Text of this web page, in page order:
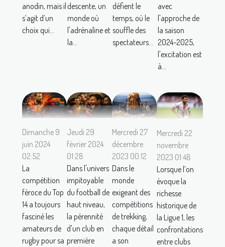
anodin, mais il
s’agit d’un
choix qui...
descente, un
monde où
l'adrénaline et
la...
défient le
temps, où le
souffle des
spectateurs...
avec
l'approche de
la saison
2024-2025,
l'excitation est
à...
Dimanche 9
juin 2024
02:52
La
compétition
féroce du Top
14 a toujours
fasciné les
amateurs de
rugby pour sa
Jeudi 29
février 2024
01:28
Dans l'univers
impitoyable
du football de
haut niveau,
la pérennité
d'un club en
première
Mercredi 27
décembre
2023 00:12
Dans le
monde
exigeant des
compétitions
de trekking,
chaque détail
a son
Mercredi 22
novembre
2023 01:48
Lorsque l’on
évoque la
richesse
historique de
la Ligue 1, les
confrontations
entre clubs